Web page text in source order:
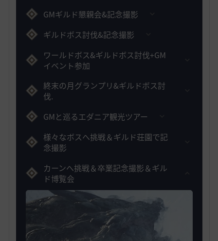
GMギルド懇親会&記念撮影
ギルドボス討伐&記念撮影
ワールドボス&ギルドボス討伐+GM
イベント参加
終末の月グランプリ&ギルドボス討
伐.
GMと巡るエダニア観光ツアー
様々なボスへ挑戦＆ギルド荘園で記
念撮影
カーンへ挑戦＆卒業記念撮影＆ギル
ド博覧会